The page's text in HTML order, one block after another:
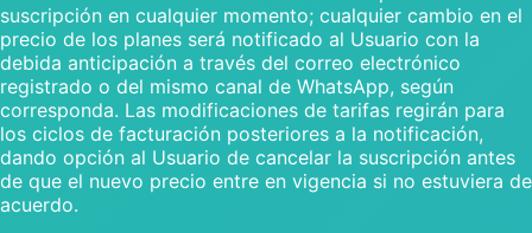
suscripción en cualquier momento; cualquier cambio en el
precio de los planes será notificado al Usuario con la
debida anticipación a través del correo electrónico
registrado o del mismo canal de WhatsApp, según
corresponda. Las modificaciones de tarifas regirán para
los ciclos de facturación posteriores a la notificación,
dando opción al Usuario de cancelar la suscripción antes
de que el nuevo precio entre en vigencia si no estuviera de
acuerdo.